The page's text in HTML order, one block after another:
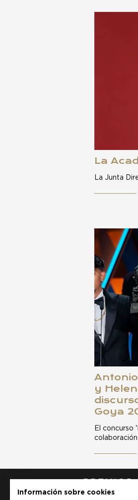
La
La Junta
y
Goya
El concurso
colaboración
Información sobre cookies